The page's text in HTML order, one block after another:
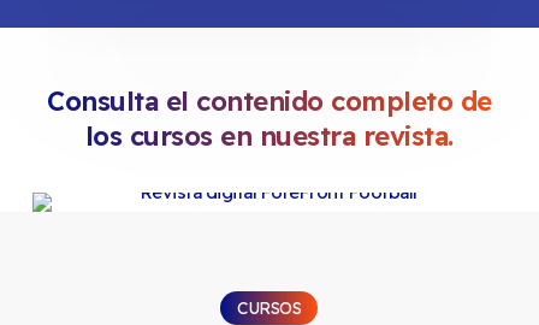
Consulta el contenido completo de
los cursos en nuestra revista.
CURSOS